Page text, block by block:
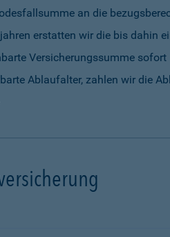
an die
erstatten wir die bis dahin
Versicherungssumme sofort
Ablaufalter, zahlen wir die